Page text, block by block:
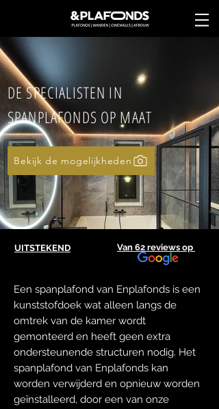
DE SPECIALISTEN IN
SPANPLAFONDS OP MAAT
Bekijk de mogelijkheden
UITSTEKEND Van 62 reviews op
Een spanplafond van Enplafonds is een
kunststofdoek wat alleen langs de
omtrek van de kamer wordt
gemonteerd en heeft geen extra
ondersteunende structuren nodig. Het
spanplafond van Enplafonds kan
worden verwijderd en opnieuw worden
geïnstalleerd, door een van onze